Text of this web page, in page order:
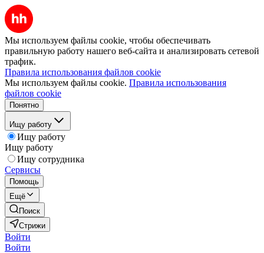
Мы используем файлы cookie, чтобы обеспечивать
правильную работу нашего веб-сайта и анализировать сетевой
трафик.
Правила использования файлов cookie
Мы используем файлы cookie. Правила использования
файлов cookie
Понятно
Ищу работу
Ищу работу
Ищу работу
Ищу сотрудника
Сервисы
Помощь
Ещё
Поиск
Стрижи
Войти
Войти